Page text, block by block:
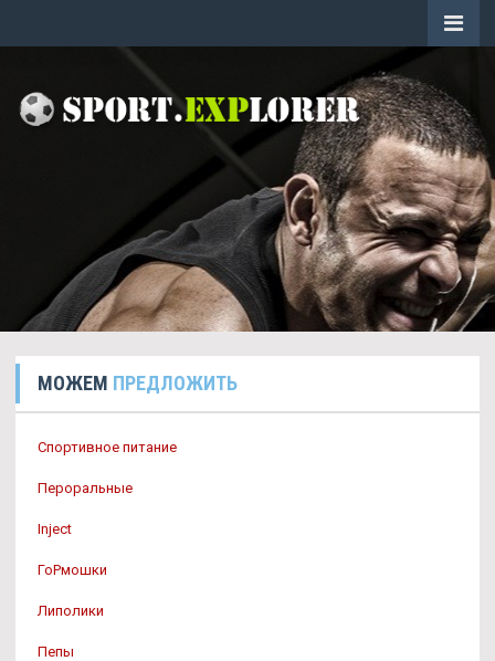
МОЖЕМ ПРЕДЛОЖИТЬ
Спортивное питание
Пероральные
Inject
ГоРмошки
Липолики
Пепы